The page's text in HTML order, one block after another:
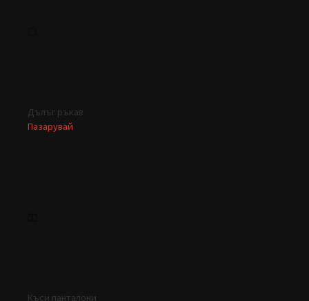
Дълъг ръкав
Пазарувай
Къси панталони